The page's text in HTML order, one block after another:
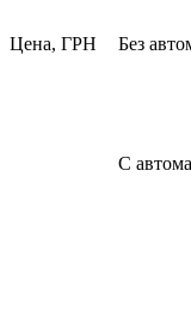
Цена, ГРН Без
С